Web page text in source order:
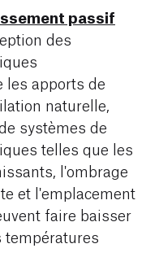
passif
des
les apports de
naturelle,
systèmes de
telles que les
l'ombrage
et l'emplacement
faire baisser